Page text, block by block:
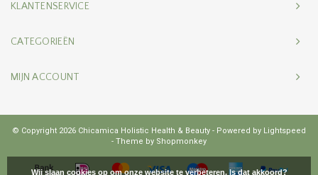
KLANTENSERVICE
CATEGORIEËN
MIJN ACCOUNT
© Copyright 2026 Chicamica Holistic Health & Beauty - Powered by Lightspeed
- Theme by Shopmonkey
Wij slaan cookies op om onze website te verbeteren. Is dat akkoord?